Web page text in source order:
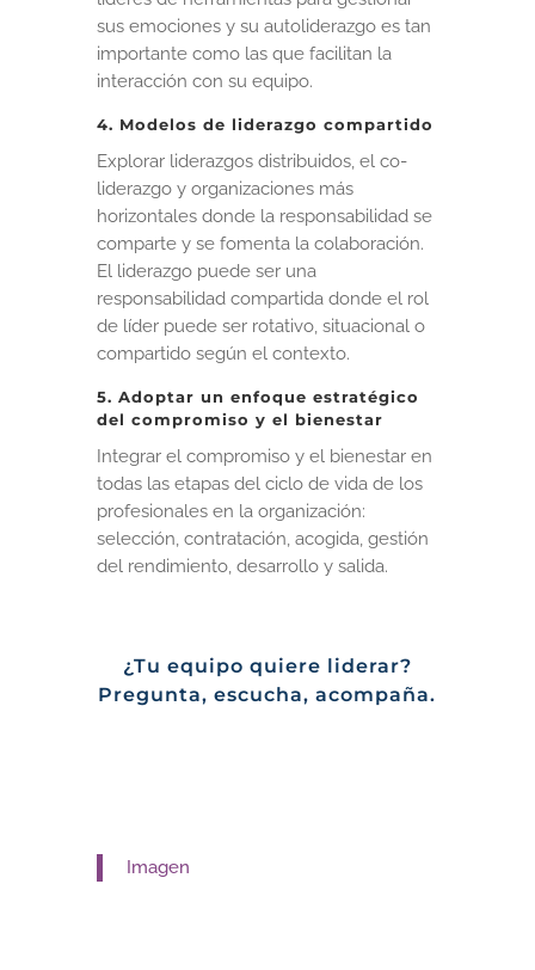
sus emociones y su autoliderazgo es tan
importante como las que facilitan la
interacción con su equipo.
4. Modelos de liderazgo compartido
Explorar liderazgos distribuidos, el co-
liderazgo y organizaciones más
horizontales donde la responsabilidad se
comparte y se fomenta la colaboración.
El liderazgo puede ser una
responsabilidad compartida donde el rol
de líder puede ser rotativo, situacional o
compartido según el contexto.
5. Adoptar un enfoque estratégico
del compromiso y el bienestar
Integrar el compromiso y el bienestar en
todas las etapas del ciclo de vida de los
profesionales en la organización:
selección, contratación, acogida, gestión
del rendimiento, desarrollo y salida.
¿Tu equipo quiere liderar?
Pregunta, escucha, acompaña.
Imagen